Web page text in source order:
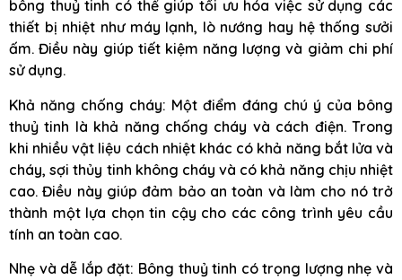
bông thuỷ tinh có thể giúp tối ưu hóa việc sử dụng các
thiết bị nhiệt như máy lạnh, lò nướng hay hệ thống sưởi
ấm. Điều này giúp tiết kiệm năng lượng và giảm chi phí
sử dụng.
Khả năng chống cháy: Một điểm đáng chú ý của bông
thuỷ tinh là khả năng chống cháy và cách điện. Trong
khi nhiều vật liệu cách nhiệt khác có khả năng bắt lửa và
cháy, sợi thủy tinh không cháy và có khả năng chịu nhiệt
cao. Điều này giúp đảm bảo an toàn và làm cho nó trở
thành một lựa chọn tin cậy cho các công trình yêu cầu
tính an toàn cao.
Nhẹ và dễ lắp đặt: Bông thuỷ tinh có trọng lượng nhẹ và